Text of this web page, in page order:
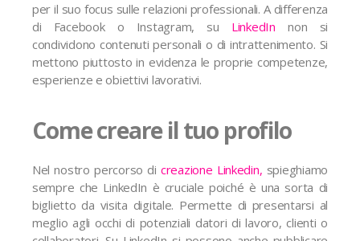
per il suo focus sulle relazioni professionali. A differenza
di Facebook o Instagram, su LinkedIn non si
condividono contenuti personali o di intrattenimento. Si
mettono piuttosto in evidenza le proprie competenze,
esperienze e obiettivi lavorativi.
Come creare il tuo profilo
Nel nostro percorso di creazione Linkedin, spieghiamo
sempre che LinkedIn è cruciale poiché è una sorta di
biglietto da visita digitale. Permette di presentarsi al
meglio agli occhi di potenziali datori di lavoro, clienti o